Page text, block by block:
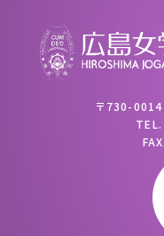
〒730-
FAX.